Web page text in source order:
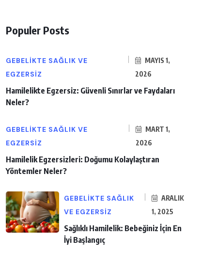
Populer Posts
GEBELIKTE SAĞLIK VE
EGZERSIZ
MAYIS 1,
2026
Hamilelikte Egzersiz: Güvenli Sınırlar ve Faydaları
Neler?
GEBELIKTE SAĞLIK VE
EGZERSIZ
MART 1,
2026
Hamilelik Egzersizleri: Doğumu Kolaylaştıran
Yöntemler Neler?
GEBELIKTE SAĞLIK
VE EGZERSIZ
ARALIK
1, 2025
Sağlıklı Hamilelik: Bebeğiniz İçin En
İyi Başlangıç